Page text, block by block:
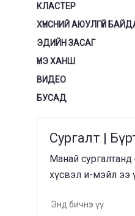
КЛАСТЕР
ХҮНСНИЙ АЮУЛГҮЙ
ЭДИЙН ЗАСАГ
ҮНЭ ХАНШ
ВИДЕО
БУСАД
Сургалт |
Манай сургалтанд
хүсвэл и-мэйл ээ